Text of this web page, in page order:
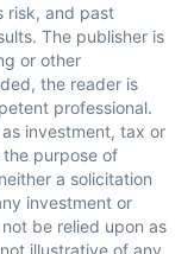
risk, and past
The publisher is
or other
the reader is
professional.
investment, tax or
purpose of
a solicitation
investment or
be relied upon as
illustrative of any